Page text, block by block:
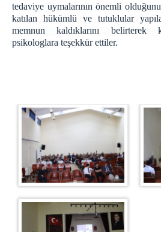
Uyap Şifre Alma Video
Telefondan Uyap Şifre Değiştirme
GİRİŞ BAĞLANTILARI
Medsis Giriş
CTİK Giriş
Uyap E-Posta Giriş
İLETİŞİM
tedaviye uymalarının önemli
katılan hükümlü ve tutuklular
memnun kaldıklarını
psikologlara teşekkür ettiler.